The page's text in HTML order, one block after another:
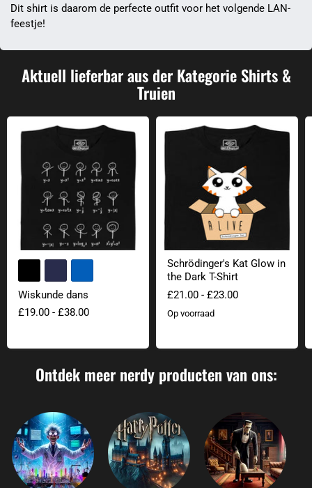
Dit shirt is daarom de perfecte outfit voor het volgende LAN-
feestje!
Aktuell lieferbar aus der Kategorie Shirts &
Truien
Wiskunde dans
Kleurvelden wisselen
Wiskunde dans
£19.00 - £38.00
Schrödinger's Kat Glow in the
Schrödinger's Kat Glow in
the Dark T-Shirt
£21.00 - £23.00
Op voorraad
Ontdek meer nerdy producten van ons: